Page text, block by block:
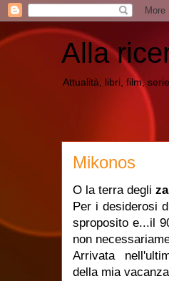
Alla
Attualità, libri, film,
Mikonos
O la terra degli
Per i desiderosi
sproposito e...il
non
Arrivata
della mia